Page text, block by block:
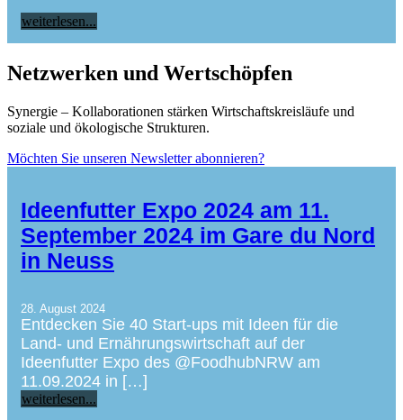
weiterlesen...
Netzwerken und Wertschöpfen
Synergie – Kollaborationen stärken Wirtschaftskreisläufe und
soziale und ökologische Strukturen.
Möchten Sie unseren Newsletter abonnieren?
Ideenfutter Expo 2024 am 11.
September 2024 im Gare du Nord
in Neuss
28. August 2024
Entdecken Sie 40 Start-ups mit Ideen für die
Land- und Ernährungswirtschaft auf der
Ideenfutter Expo des @FoodhubNRW am
11.09.2024 in […]
weiterlesen...